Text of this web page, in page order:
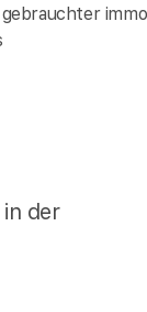
der